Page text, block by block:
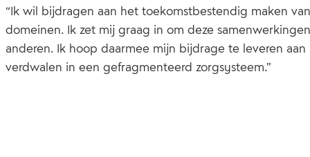
“Ik wil bijdragen aan het toekomstbestendig maken
domeinen. Ik zet mij graag in om deze
anderen. Ik hoop daarmee mijn bijdrage te leveren
verdwalen in een gefragmenteerd zorgsysteem.”